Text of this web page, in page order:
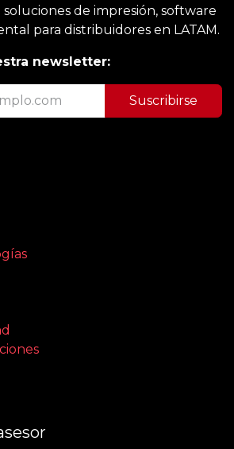
soluciones de impresión, software
para distribuidores en LATAM.
newsletter:
Suscribirse